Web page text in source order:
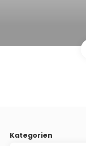
Kategorien